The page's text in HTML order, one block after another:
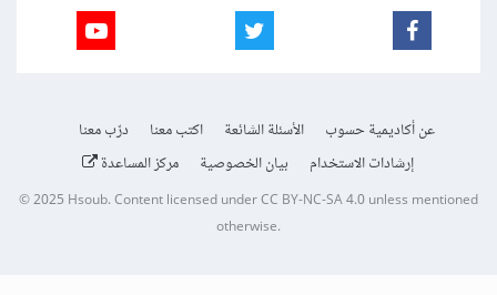
عن أكاديمية حسوب الأسئلة الشائعة اكتب معنا
درّب معنا
إرشادات الاستخدام
بيان الخصوصية مركز المساعدة
© 2025Hsoub.Content licensed underCC BY-NC-SA 4.0unless mentioned
otherwise.